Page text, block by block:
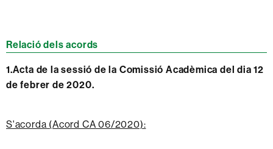
Relació dels acords
1.Acta de la sessió de la Comissió Acadèmica del dia 12
de febrer de 2020.
S'acorda (Acord CA 06/2020):